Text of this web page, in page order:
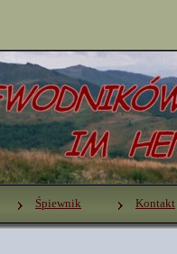
Śpiewnik Kontakt